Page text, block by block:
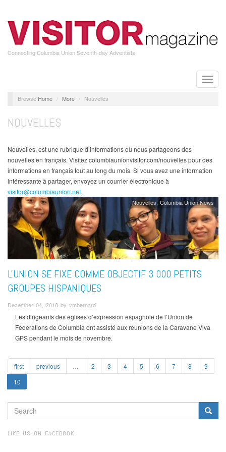
main
content
Connecting Columbia Union Seventh-day Adventists
Toggle
Home More Nouvelles
NOUVELLES
Nouvelles, est une rubrique d’informations où nous partageons des
nouvelles en français. Visitez columbiaunionvisitor.com/nouvelles pour des
informations en français tout au long du mois. Si vous avez une information
intéressante à partager, envoyez un courrier électronique à
visitor@columbiaunion.net.
Nouvelles Columbia Union News
L'UNION SE FIXE COMME OBJECTIF 3 000 PETITS
GROUPES HISPANIQUES
December 04, 2018 by vmbernard
Les dirigeants des églises d’expression espagnole de l’Union de
Fédérations de Columbia ont assisté aux réunions de la Caravane Viva
GPS pendant le mois de novembre.
first previous 2 3 4 5 6 7 8
9
10
SEARCH
FORM
LIKE US ON FACEBOOK